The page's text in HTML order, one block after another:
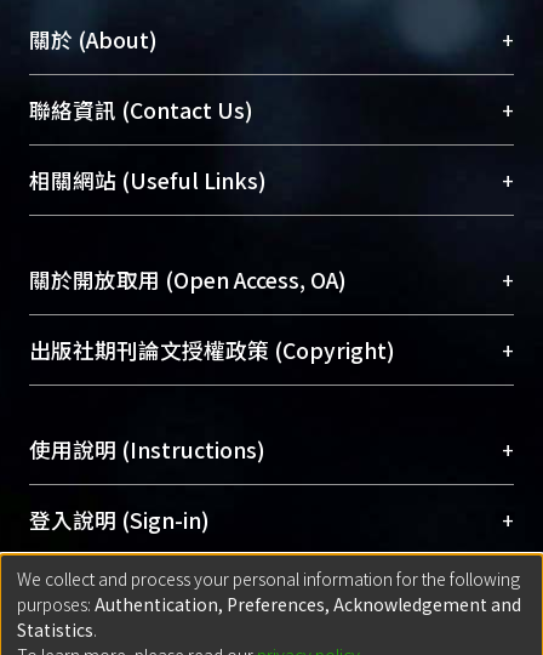
關於 (About) +
臺大位居世界頂尖大學之列，為永久珍藏及向國際
展現本校豐碩的研究成果及學術能量，圖書館整合
機構典藏（NTUR）與學術庫（AH）不同功能平
台，成為臺大學術典藏NTU scholars。期能整合研
成果。
To permanently archive and promote researcher
profiles and scholarly works, Library integrates the
services of “NTU Repository” with “Academic
聯絡資訊 (Contact Us) +
總館學科館員(Main Library)
醫學圖書館學科館員(Medical Library)
Sciences Library)
相關網站 (Useful Links) +
關於開放取用 (Open Access, OA) +
開放取用是從使用者角度提升資訊取用性的社會運
動，應用在學術研究上是透過將研究著作公開供使
用逐年攀升。同時可加速研究發展、提升研究影響
Archive）平台。 （點選深入了解OA）
出版社期刊論文授權政策 (Copyright) +
含部分內容的版權非匯入者所有，或由第三方贊
助與合作完成，請確認該版權所有者及第三方同
意提供此授權。
Please represent that the submission is your
original work, and that you have the right to
grant the rights to upload.
使用說明 (Instructions) +
網站簡介(Quickstart Guide)
使用手冊(Instruction Manual)
線上預約服務(Booking Service)
登入說明 (Sign-in) +
方案一：臺灣大學計算機中心帳號登入
(With C&INC Email Account)
匯入著作 (Submission) +
We collect and process your personal information for the following
purposes: Authentication, Preferences, Acknowledgement and
Statistics.